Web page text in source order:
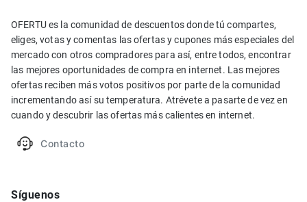
OFERTU es la comunidad de descuentos donde tú compartes,
eliges, votas y comentas las ofertas y cupones más especiales del
mercado con otros compradores para así, entre todos, encontrar
las mejores oportunidades de compra en internet. Las mejores
ofertas reciben más votos positivos por parte de la comunidad
incrementando así su temperatura. Atrévete a pasarte de vez en
cuando y descubrir las ofertas más calientes en internet.
Contacto
Síguenos